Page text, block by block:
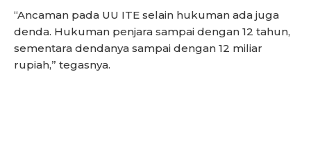
“Ancaman pada UU ITE selain hukuman ada juga
denda. Hukuman penjara sampai dengan 12 tahun,
sementara dendanya sampai dengan 12 miliar
rupiah,” tegasnya.